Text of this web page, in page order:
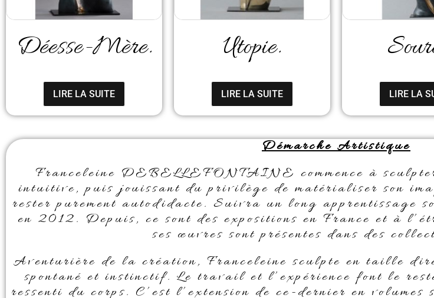
Déesse-Mère.
LIRE LA SUITE
Utopie.
LIRE LA SUITE LIRE LA
Démarche Artistique
Franceleine DEBELLEFONTAINE commence à
intuitive, puis jouissant du privilège de matérialiser son
rester purement autodidacte. Suivra un long apprentissage
en 2012. Depuis, ce sont des expositions en France et à
ses œuvres sont présentes dans des
Aventurière de la création, Franceleine sculpte en taille
spontané et instinctif. Le travail et l’expérience font le
ressenti du corps. C’est l’extension de ce-dernier en volumes